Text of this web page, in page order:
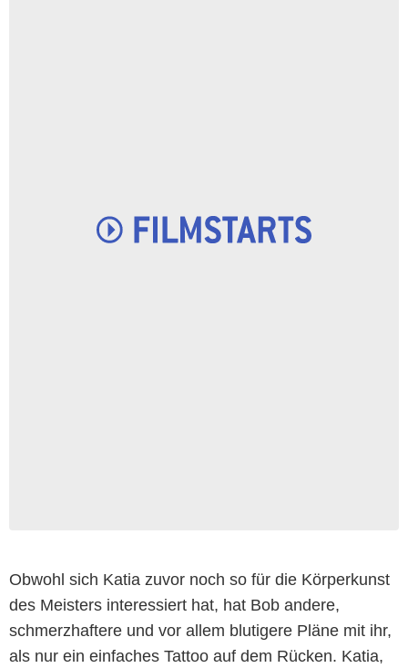
Obwohl sich Katia zuvor noch so für die Körperkunst
des Meisters interessiert hat, hat Bob andere,
schmerzhaftere und vor allem blutigere Pläne mit ihr,
als nur ein einfaches Tattoo auf dem Rücken. Katia,